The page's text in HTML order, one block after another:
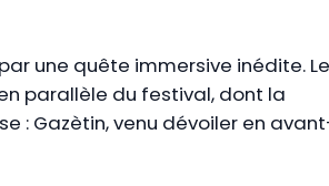
une quête immersive inédite.
parallèle du festival, dont la
: Gazètin, venu dévoiler en